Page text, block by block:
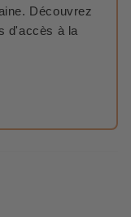
Découvrez
d'accès à la